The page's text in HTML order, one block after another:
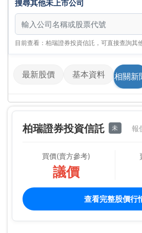
搜尋其他未上市公司
搜尋其他未上市公司
目前查看：柏瑞證券投資信託，可直接查詢其
最新股價 基本資料 相關新
柏瑞證券投資信託 未 報
買價(賣方參考)
議價
查看完整股價行